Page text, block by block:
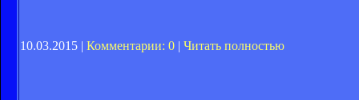
10.03.2015 | Комментарии: 0 | Читать полностью